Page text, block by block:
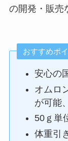
の開発・販売
おすすめポ
安心の
オムロ
が可能
50ｇ単
体重引